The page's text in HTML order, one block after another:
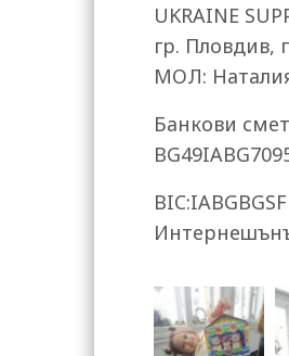
UKRAINE
гр. Пловдив,
МОЛ:
Банкови
BIC:IABGBGSF